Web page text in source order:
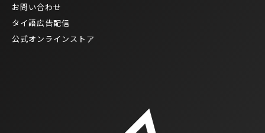
お問い合わせ
タイ語広告配信
公式オンラインストア